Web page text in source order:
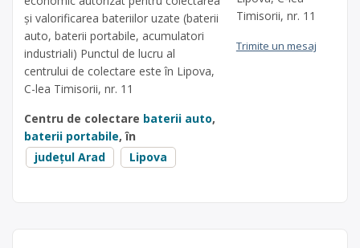
și valorificarea bateriilor uzate (baterii
auto, baterii portabile, acumulatori
industriali) Punctul de lucru al
centrului de colectare este în Lipova,
C-lea Timisorii, nr. 11
Centru de colectare baterii auto,
baterii portabile, în
județul Arad
Lipova
Timisorii, nr. 11
Trimite un mesaj